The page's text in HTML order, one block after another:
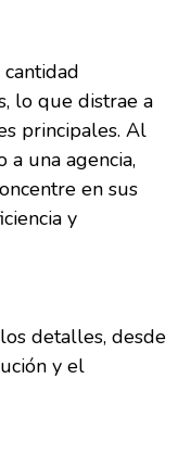
lo que distrae a
principales. Al
una agencia,
en sus
y
detalles, desde
y el